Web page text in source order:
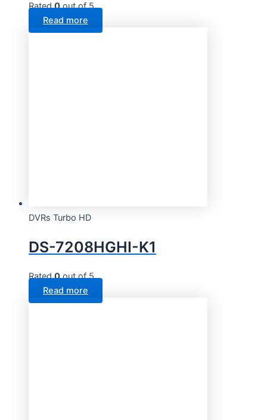
Rated0out of 5
Read more
DVRs Turbo HD
DS-7208HGHI-K1
Rated0out of 5
Read more